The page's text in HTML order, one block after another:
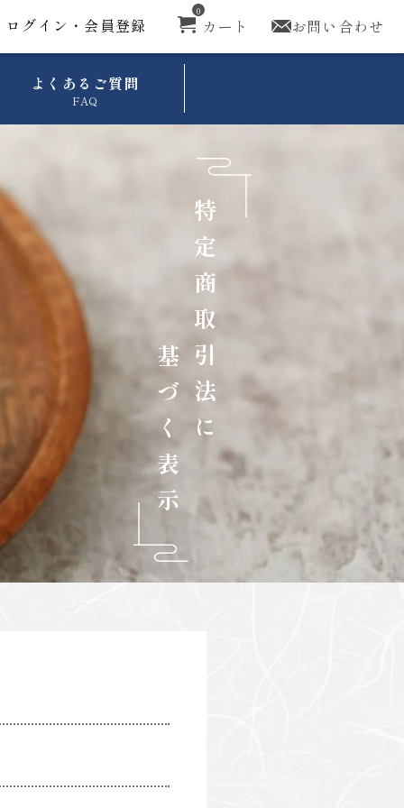
ログイン・会員登録
0
カート お問い合わせ
よくあるご質問
FAQ
特
定
商
取
引
法
に
基
づ
く
表
示